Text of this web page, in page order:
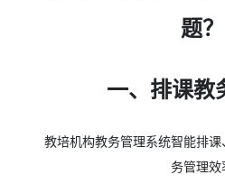
题？
一、排课教
教培机构教务管理系统智能排
务管理效